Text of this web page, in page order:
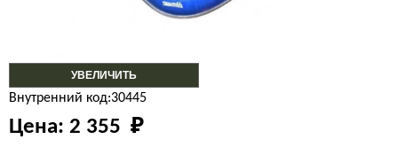
УВЕЛИЧИТЬ
Внутренний код:30445
Цена: 2 355 ₽